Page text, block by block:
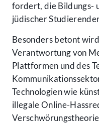
fordert, die Bildungs-
jüdischer
Besonders betont
Verantwortung von
Plattformen und des
Technologien wie
illegale Online-